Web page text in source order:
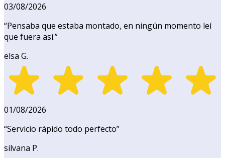
03/08/2026
“Pensaba que estaba montado, en ningún momento leí
que fuera así.”
elsa G.
01/08/2026
“Servicio rápido todo perfecto”
silvana P.